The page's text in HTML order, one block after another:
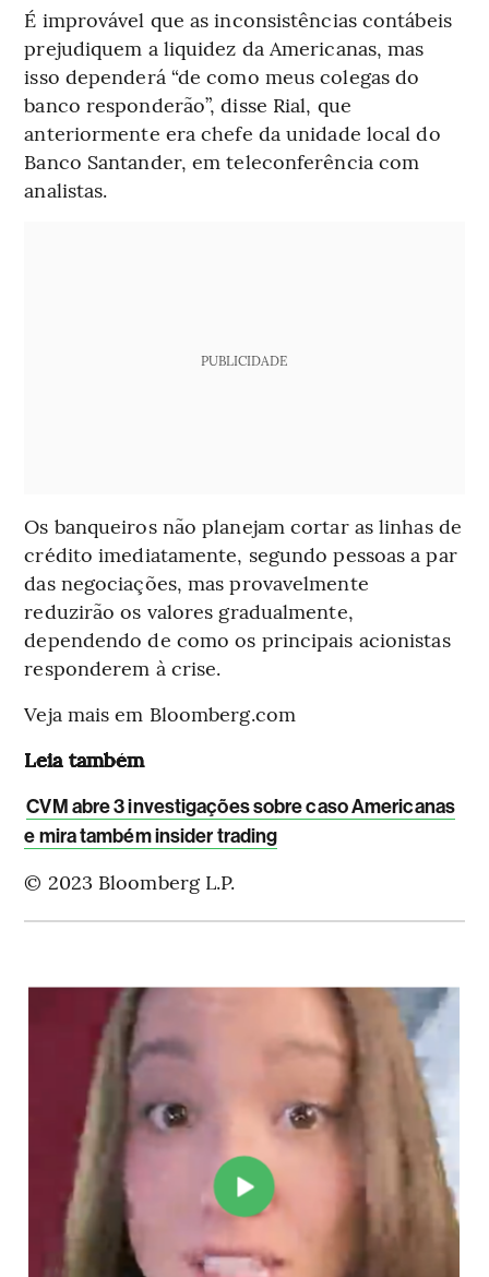
É improvável que as inconsistências contábeis
prejudiquem a liquidez da Americanas, mas
isso dependerá “de como meus colegas do
banco responderão”, disse Rial, que
anteriormente era chefe da unidade local do
Banco Santander, em teleconferência com
analistas.
PUBLICIDADE
Os banqueiros não planejam cortar as linhas de
crédito imediatamente, segundo pessoas a par
das negociações, mas provavelmente
reduzirão os valores gradualmente,
dependendo de como os principais acionistas
responderem à crise.
Veja mais em Bloomberg.com
Leia também
CVM abre 3 investigações sobre caso Americanas
e mira também insider trading
© 2023 Bloomberg L.P.